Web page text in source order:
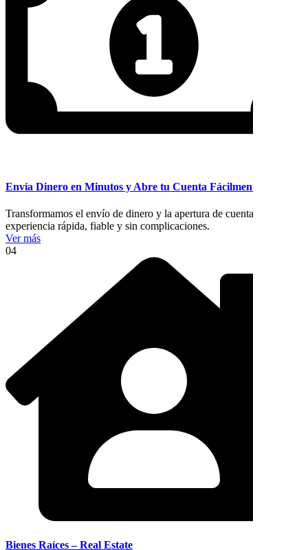
Envía Dinero en Minutos y Abre tu Cuenta Fácilmente
Transformamos el envío de dinero y la apertura de cuentas en una
experiencia rápida, fiable y sin complicaciones.
Ver más
04
Bienes Raíces – Real Estate